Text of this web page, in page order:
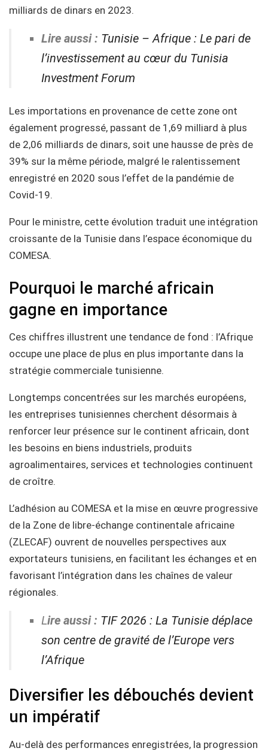
milliards de dinars en 2023.
Lire aussi : Tunisie – Afrique : Le pari de
l’investissement au cœur du Tunisia
Investment Forum
Les importations en provenance de cette zone ont
également progressé, passant de 1,69 milliard à plus
de 2,06 milliards de dinars, soit une hausse de près de
39% sur la même période, malgré le ralentissement
enregistré en 2020 sous l’effet de la pandémie de
Covid-19.
Pour le ministre, cette évolution traduit une intégration
croissante de la Tunisie dans l’espace économique du
COMESA.
Pourquoi le marché africain
gagne en importance
Ces chiffres illustrent une tendance de fond : l’Afrique
occupe une place de plus en plus importante dans la
stratégie commerciale tunisienne.
Longtemps concentrées sur les marchés européens,
les entreprises tunisiennes cherchent désormais à
renforcer leur présence sur le continent africain, dont
les besoins en biens industriels, produits
agroalimentaires, services et technologies continuent
de croître.
L’adhésion au COMESA et la mise en œuvre progressive
de la Zone de libre-échange continentale africaine
(ZLECAF) ouvrent de nouvelles perspectives aux
exportateurs tunisiens, en facilitant les échanges et en
favorisant l’intégration dans les chaînes de valeur
régionales.
Lire aussi : TIF 2026 : La Tunisie déplace
son centre de gravité de l’Europe vers
l’Afrique
Diversifier les débouchés devient
un impératif
Au-delà des performances enregistrées, la progression